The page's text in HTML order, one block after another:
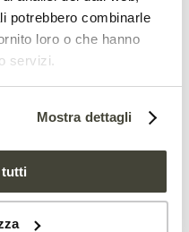
potrebbero combinarle
loro o che hanno
servizi.
Mostra dettagli
tutti
“laFAO
basato su tre
alimentare,
La CSA,
può essere
ma una